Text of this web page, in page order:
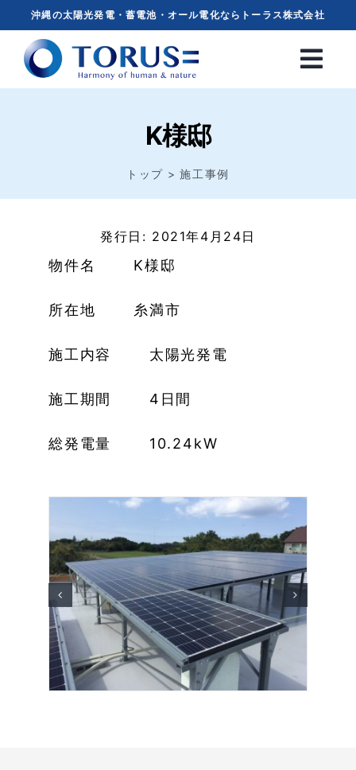
content
沖縄の太陽光発電・蓄電池・オール電化ならトーラス株式会社
K様邸
トップ 施工事例
発行日: 2021年4月24日
物件名 K様邸
所在地 糸満市
施工内容 太陽光発電
施工期間 4日間
総発電量 10.24kW